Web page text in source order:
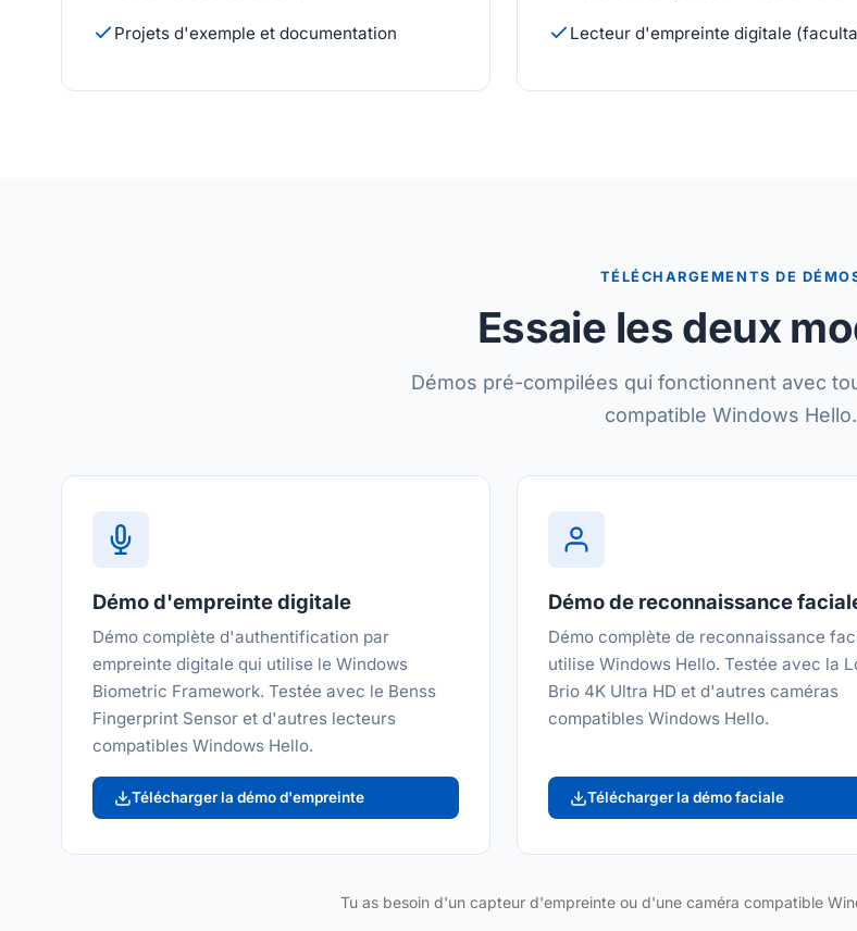
Projets d'exemple et documentation Lecteur d'empreinte digitale
TÉLÉCHARGEMENTS DE
Essaie les deux
Démos pré-compilées qui fonctionnent avec
compatible Windows Hello.
Démo d'empreinte digitale
Démo complète d'authentification par
empreinte digitale qui utilise le Windows
Biometric Framework. Testée avec le Benss
Fingerprint Sensor et d'autres lecteurs
compatibles Windows Hello.
Télécharger la démo d'empreinte
Démo de reconnaissance
Démo complète de reconnaissance
utilise Windows Hello. Testée avec la
Brio 4K Ultra HD et d'autres caméras
compatibles Windows Hello.
Télécharger la démo faciale
Tu as besoin d'un capteur d'empreinte ou d'une caméra compatible